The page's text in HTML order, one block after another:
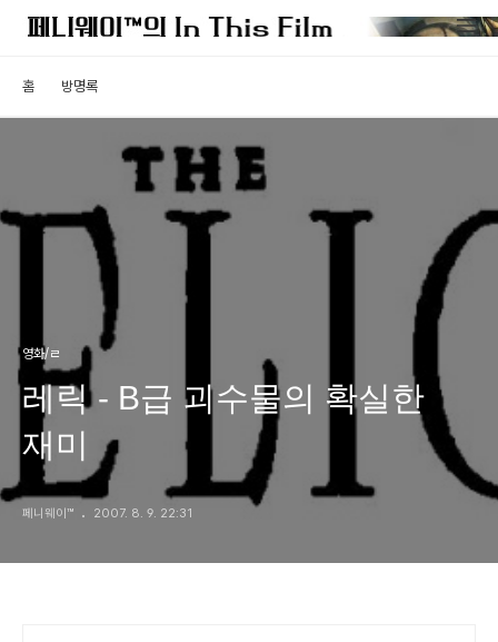
홈 방명록
영화/ㄹ
레릭 - B급 괴수물의 확실한
재미
페니웨이™ 2007. 8. 9. 22:31